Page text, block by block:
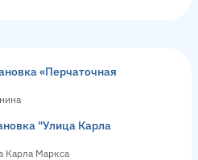
«Перчаточная
"Улица Карла
Карла Маркса